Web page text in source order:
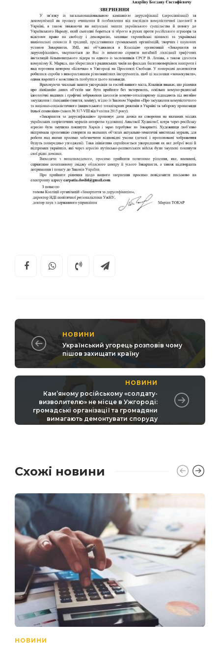
НОВИНИ
Український угорець розповів чому
пішов захищати країну
НОВИНИ
Кам’яному російському «солдату-
визволителю» не місце в Ужгороді:
громадські організації та громадяни
вимагають демонтувати споруду
Схожі новини
НОВИНИ